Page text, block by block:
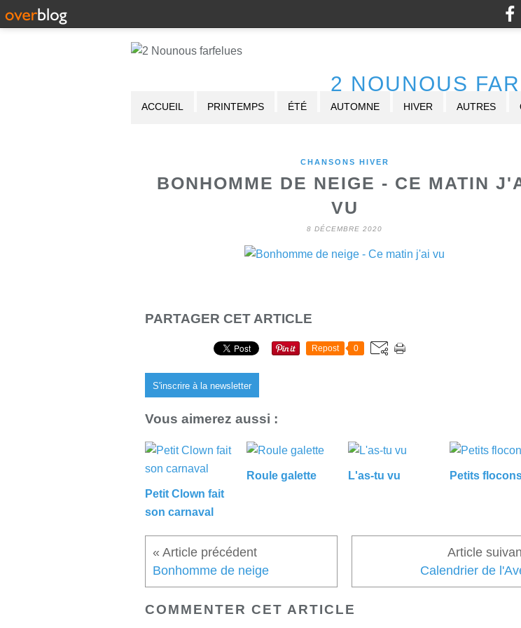
2 NOUNOUS
ACCUEIL PRINTEMPS ÉTÉ AUTOMNE HIVER AUTRES
CHANSONS HIVER
BONHOMME DE NEIGE - CE MATIN
VU
8 DÉCEMBRE 2020
PARTAGER CET ARTICLE
Repost 0
S'inscrire à la newsletter
Vous aimerez aussi :
Petit Clown fait
son carnaval
Roule galette L'as-tu vu Petits
Bonhomme de neige Calendrier de
COMMENTER CET ARTICLE